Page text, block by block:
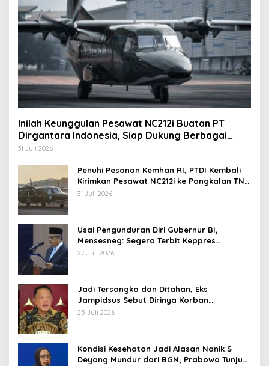
Inilah Keunggulan Pesawat NC212i Buatan PT
Dirgantara Indonesia, Siap Dukung Berbagai
Operasi TNI
31 Juli 2026
Penuhi Pesanan Kemhan RI, PTDI Kembali
Kirimkan Pesawat NC212i ke Pangkalan TNI
AU
31 Juli 2026
Usai Pengunduran Diri Gubernur BI,
Mensesneg: Segera Terbit Keppres
Pemberhentian dengan Hormat
27 Juli 2026
Jadi Tersangka dan Ditahan, Eks
Jampidsus Sebut Dirinya Korban
Kriminalisasi
25 Juli 2026
Kondisi Kesehatan Jadi Alasan Nanik S
Deyang Mundur dari BGN, Prabowo Tunjuk